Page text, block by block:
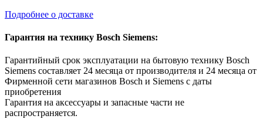
Подробнее о доставке
Гарантия на технику Bosch Siemens:
Гарантийный срок эксплуатации на бытовую технику Bosch
Siemens составляет 24 месяца от производителя и 24 месяца от
Фирменной сети магазинов Bosch и Siemens с даты
приобретения
Гарантия на аксессуары и запасные части не
распространяется.